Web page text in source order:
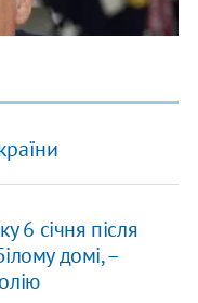
6 січня після
домі, –